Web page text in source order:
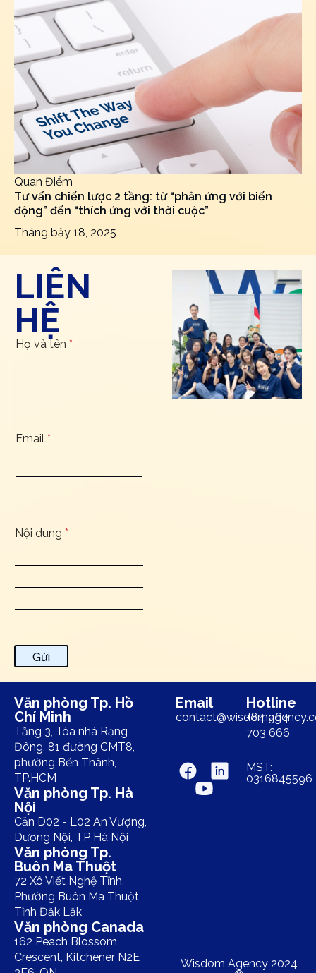
Quan Điểm
Tư vấn chiến lược 2 tầng: từ “phản ứng với biến
động” đến “thích ứng với thời cuộc”
Tháng bảy 18, 2025
LIÊN
HỆ
Họ và tên *
Email *
Nội dung *
Gửi
Văn phòng Tp. Hồ
Chí Minh
Tầng 3, Tòa nhà Rạng
Đông, 81 đường CMT8,
phường Bến Thành,
TP.HCM
Văn phòng Tp. Hà
Nội
Căn D02 - L02 An Vượng,
Dương Nội, TP Hà Nội
Văn phòng Tp.
Buôn Ma Thuột
72 Xô Viết Nghệ Tĩnh,
Phường Buôn Ma Thuột,
Tỉnh Đắk Lắk
Văn phòng Canada
162 Peach Blossom
Crescent, Kitchener N2E
Email Hotline
+84 964
703 666
MST:
0316845596
Wisdom Agency 2024